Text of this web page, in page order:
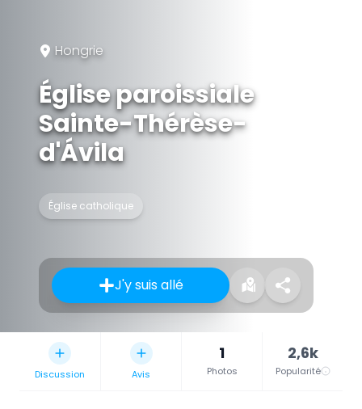
Hongrie
Église paroissiale
Sainte-Thérèse-
d'Ávila
Église catholique
J'y suis allé
Discussion Avis
1
Photos
2,6k
Popularité